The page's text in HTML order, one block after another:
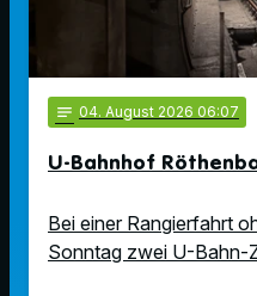
notes 04. August 2026 06:07
U-Bahnhof
Bei einer Rangierfahrt
Sonntag zwei U-Bahn-